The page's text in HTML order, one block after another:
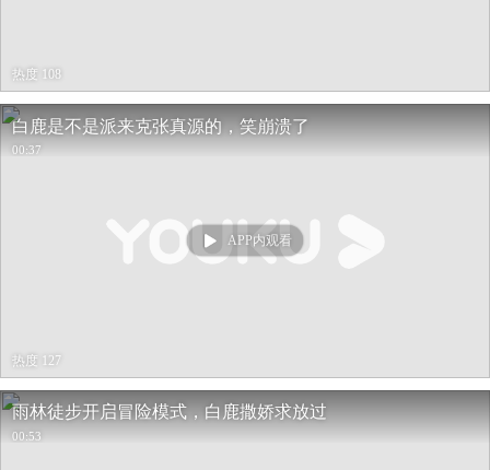
热度 108
白鹿是不是派来克张真源的，笑崩溃了
00:37
APP内观看
热度 127
雨林徒步开启冒险模式，白鹿撒娇求放过
00:53